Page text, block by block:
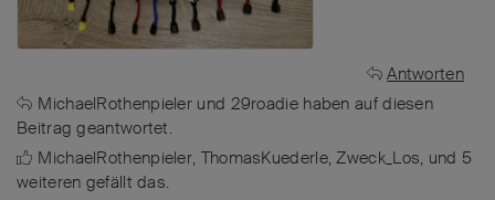
Antworten
MichaelRothenpieler und 29roadie haben auf diesen
Beitrag geantwortet.
MichaelRothenpieler, ThomasKuederle,Zweck_Los, und 5
weiteren gefällt das.